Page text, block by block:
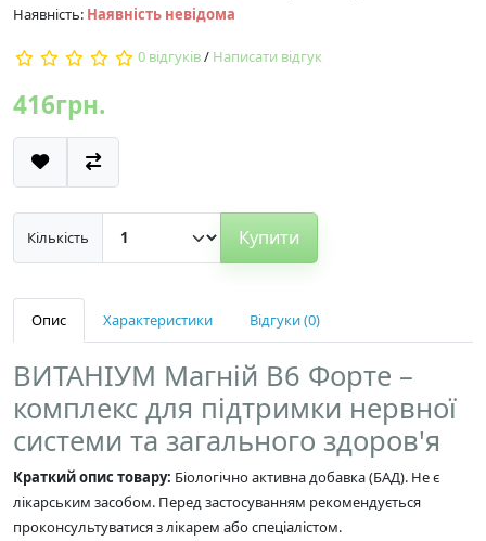
Наявність: Наявність невідома
0 відгуків/ Написати відгук
416грн.
Кількість Купити
Опис Характеристики Відгуки (0)
ВИТАНІУМ Магній В6 Форте –
комплекс для підтримки нервної
системи та загального здоров'я
Краткий опис товару: Біологічно активна добавка (БАД). Не є
лікарським засобом. Перед застосуванням рекомендується
проконсультуватися з лікарем або спеціалістом.